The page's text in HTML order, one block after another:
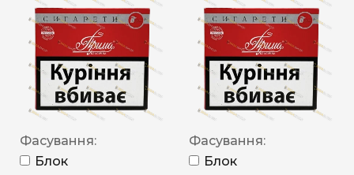
Фасування:
Блок
Фасування:
Блок